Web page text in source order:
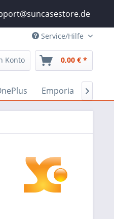
Service/Hilfe
Konto 0,00 € *
Emporia 